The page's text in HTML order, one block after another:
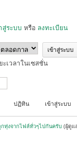
สู่ระบบ หรือ ลงทะเบียน
เวลาในเซสชั่น
ปฏิทิน เข้าสู่ระบบ
กทุ่งจากไฟล์ทั่วๆไปกันครับ (ผู้ดู